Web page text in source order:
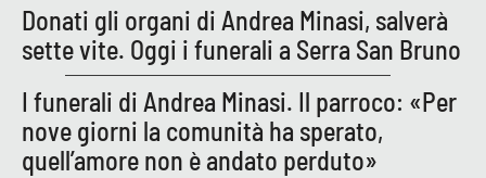
Crotone
Vibo Valentia
Reggio Calabria
Donati gli organi di Andrea Minasi, salverà
sette vite. Oggi i funerali a Serra San Bruno
I funerali di Andrea Minasi. Il parroco: «Per
nove giorni la comunità ha sperato,
quell’amore non è andato perduto»